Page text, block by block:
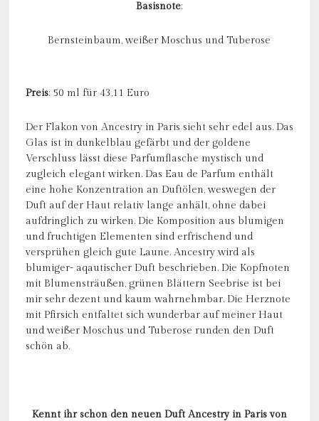
Basisnote:
Bernsteinbaum, weißer Moschus und Tuberose
Preis: 50 ml für 43,11 Euro
Der Flakon von Ancestry in Paris sieht sehr edel aus. Das
Glas ist in dunkelblau gefärbt und der goldene
Verschluss lässt diese Parfumflasche mystisch und
zugleich elegant wirken. Das Eau de Parfum enthält
eine hohe Konzentration an Duftölen, weswegen der
Duft auf der Haut relativ lange anhält, ohne dabei
aufdringlich zu wirken. Die Komposition aus blumigen
und fruchtigen Elementen sind erfrischend und
versprühen gleich gute Laune. Ancestry wird als
blumiger- aqautischer Duft beschrieben. Die Kopfnoten
mit Blumensträußen, grünen Blättern Seebrise ist bei
mir sehr dezent und kaum wahrnehmbar. Die Herznote
mit Pfirsich entfaltet sich wunderbar auf meiner Haut
und weißer Moschus und Tuberose runden den Duft
schön ab.
Kennt ihr schon den neuen Duft Ancestry in Paris von